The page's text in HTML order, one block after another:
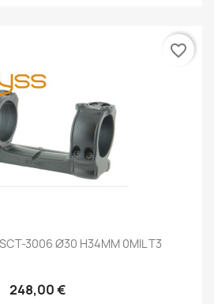
3006 Ø30 H34MM 0MIL T3
248,00 €
favorite_border